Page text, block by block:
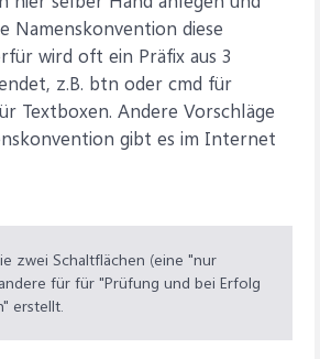
Namenskonvention diese
wird oft ein Präfix aus 3
z.B. btn oder cmd für
Textboxen. Andere Vorschläge
gibt es im Internet
zwei Schaltflächen (eine "nur
für für "Prüfung und bei Erfolg
erstellt.